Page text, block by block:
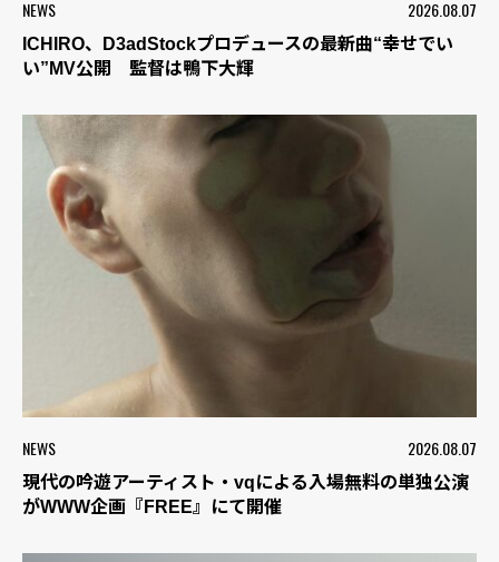
NEWS 2026.08.07
ICHIRO、D3adStockプロデュースの最新曲“幸せでい
い”MV公開 監督は鴨下大輝
NEWS 2026.08.07
現代の吟遊アーティスト・vqによる入場無料の単独公演
がWWW企画『FREE』にて開催